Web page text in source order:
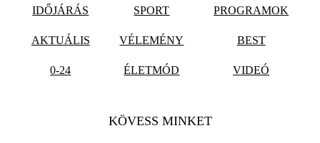
IDŐJÁRÁS SPORT PROGRAMOK
AKTUÁLIS VÉLEMÉNY BEST
0-24 ÉLETMÓD VIDEÓ
KÖVESS MINKET